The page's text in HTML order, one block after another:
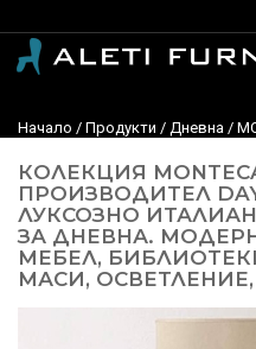
Начало / Продукти / Дневна /
КОЛЕКЦИЯ
ПРОИЗВОДИТЕЛ
ЛУКСОЗНО
ЗА ДНЕВНА.
МЕБЕЛ,
МАСИ,